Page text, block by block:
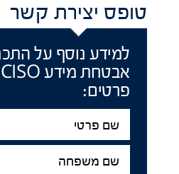
טופס יצירת קשר
למידע נוסף על
פרטים:
שם
פרטי
שם
משפחה